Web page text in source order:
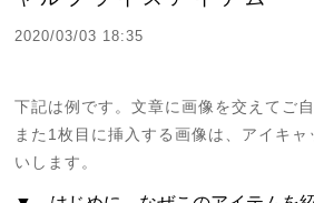
2020/03/03 18:35
下記は例です。文章に画像を交えてご
また1枚目に挿入する画像は、アイキ
いします。